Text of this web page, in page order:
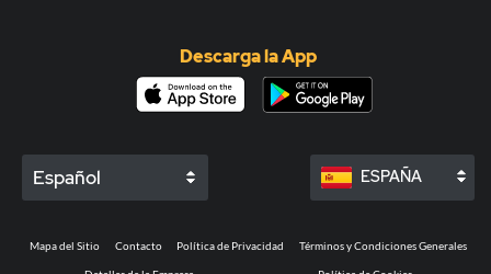
Descarga la App
Español ESPAÑA
Mapa del Sitio Contacto Política de Privacidad Términos y Condiciones Generales